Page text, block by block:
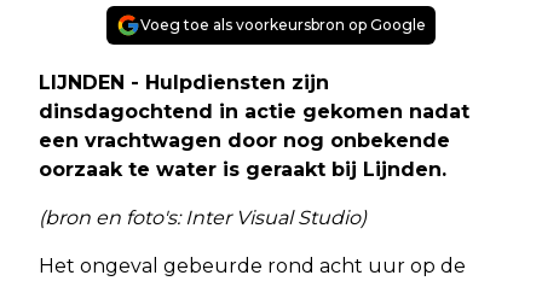
Voeg toe als voorkeursbron op Google
LIJNDEN - Hulpdiensten zijn
dinsdagochtend in actie gekomen nadat
een vrachtwagen door nog onbekende
oorzaak te water is geraakt bij Lijnden.
(bron en foto's: Inter Visual Studio)
Het ongeval gebeurde rond acht uur op de